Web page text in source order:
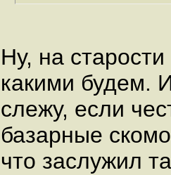
Ну, на
какими будем.
слежу, если
базарные
что заслужил